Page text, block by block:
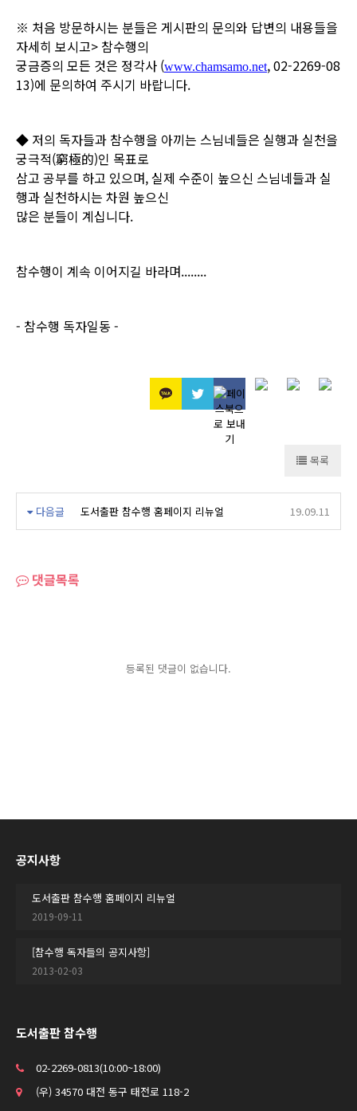
※ 처음 방문하시는 분들은 게시판의 문의와 답변의 내용들을
자세히 보시고> 참수행의
궁금증의 모든 것은 정각사 (www.chamsamo.net, 02-2269-08
13)에 문의하여 주시기 바랍니다.
◆ 저의 독자들과 참수행을 아끼는 스님네들은 실행과 실천을
궁극적(窮極的)인 목표로
삼고 공부를 하고 있으며, 실제 수준이 높으신 스님네들과 실
행과 실천하시는 차원 높으신
많은 분들이 계십니다.
참수행이 계속 이어지길 바라며........
- 참수행 독자일동 -
목록
다음글 도서출판 참수행 홈페이지 리뉴얼 19.09.11
댓글목록
등록된 댓글이 없습니다.
공지사항
도서출판 참수행 홈페이지 리뉴얼
2019-09-11
[참수행 독자들의 공지사항]
2013-02-03
도서출판 참수행
02-2269-0813(10:00~18:00)
(우) 34570 대전 동구 태전로 118-2